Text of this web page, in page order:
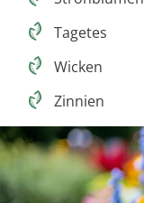
Tagetes
Wicken
Zinnien